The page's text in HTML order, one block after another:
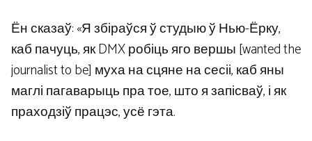
Ён сказаў: «Я збіраўся ў студыю ў Нью-Ёрку,
каб пачуць, як DMX робіць яго вершы [wanted the
journalist to be] муха на сцяне на сесіі, каб яны
маглі пагаварыць пра тое, што я запісваў, і як
праходзіў працэс, усё гэта.